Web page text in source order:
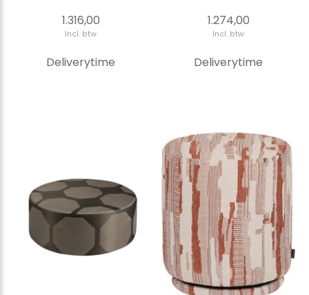
1.316,00
Incl. btw
Deliverytime
1.274,00
Incl. btw
Deliverytime